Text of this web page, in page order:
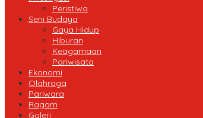
Peristiwa
Seni Budaya
Gaya Hidup
Hiburan
Keagamaan
Pariwisata
Ekonomi
Olahraga
Pariwara
Ragam
Galeri